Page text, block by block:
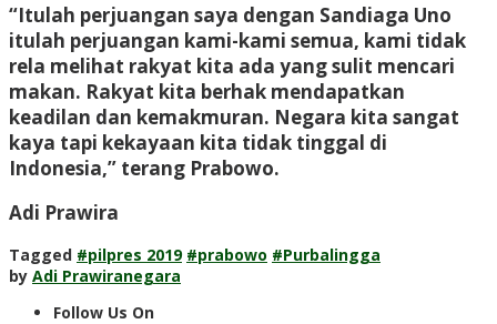
“Itulah perjuangan saya dengan Sandiaga Uno
itulah perjuangan kami-kami semua, kami tidak
rela melihat rakyat kita ada yang sulit mencari
makan. Rakyat kita berhak mendapatkan
keadilan dan kemakmuran. Negara kita sangat
kaya tapi kekayaan kita tidak tinggal di
Indonesia,” terang Prabowo.
Adi Prawira
Tagged #pilpres 2019 #prabowo #Purbalingga
by Adi Prawiranegara
Follow Us On